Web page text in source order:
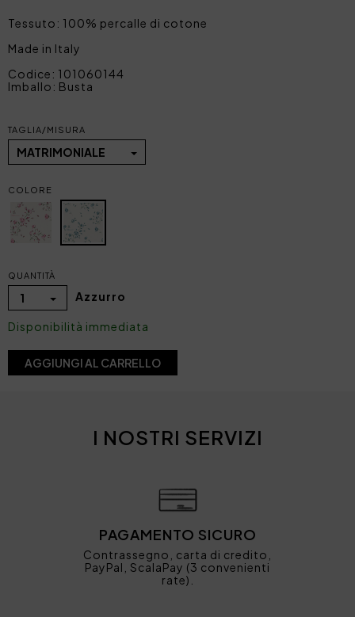
Tessuto: 100% percalle di cotone
Made in Italy
Codice: 101060144
Imballo: Busta
TAGLIA/MISURA
MATRIMONIALE
COLORE
QUANTITÀ
1 Azzurro
Disponibilità immediata
AGGIUNGI AL CARRELLO
I NOSTRI SERVIZI
PAGAMENTO SICURO
Contrassegno, carta di credito,
PayPal, ScalaPay (3 convenienti
rate).